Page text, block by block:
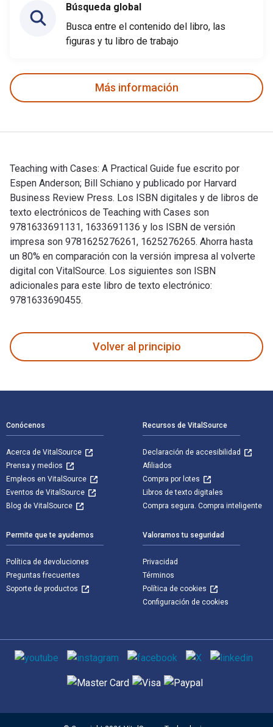
Búsqueda global
Busca entre el contenido del libro, las
figuras y tu libro de trabajo
Más información
Teaching with Cases: A Practical Guide fue escrito por
Espen Anderson; Bill Schiano y publicado por Harvard
Business Review Press. Los ISBN digitales y de libros de
texto electrónicos de Teaching with Cases son
9781633691131, 1633691136 y los ISBN de versión
impresa son 9781625276261, 1625276265. Ahorra hasta
un 80% en comparación con la versión impresa al volverte
digital con VitalSource. Los siguientes son ISBN
adicionales para este libro de texto electrónico:
9781633690455.
Volver al principio
Conócenos
Acerca de VitalSource
Prensa y medios
Empleos en VitalSource
Eventos de VitalSource
Blog de VitalSource
Recursos de VitalSource
Declaración de accesibilidad
Afiliados
Compra por lotes
Libros de texto digitales
Compra segura. Compra inteligente
Permite que te ayudemos
Política de devoluciones
Preguntas frecuentes
Soporte de productos
Valoramos tu seguridad
Privacidad
Términos
Política de cookies
Configuración de cookies
Medios de comunicación social
Métodos de pago admitidos